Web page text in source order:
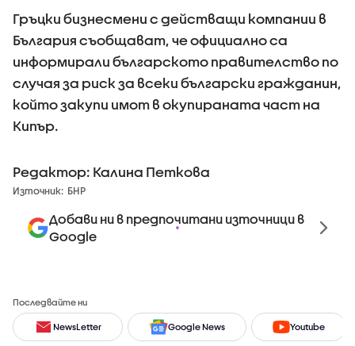
Гръцки бизнесмени с действащи компании в
България съобщават, че официално са
информирали българското правителство по
случая за риск за всеки български гражданин,
който закупи имот в окупираната част на
Кипър.
Редактор: Калина Петкова
Източник: БНР
Добави ни в предпочитани източници в
Google
Последвайте ни
NewsLetter Google News Youtube